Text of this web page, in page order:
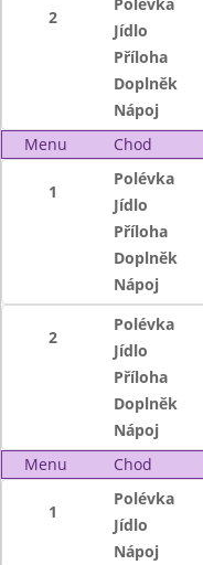
2
Jídlo
Příloha
Doplněk
Nápoj
Menu
Chod
1
Polévka
Jídlo
Příloha
Doplněk
Nápoj
2
Polévka
Jídlo
Příloha
Doplněk
Nápoj
Menu
Chod
1
Polévka
Jídlo
Nápoj